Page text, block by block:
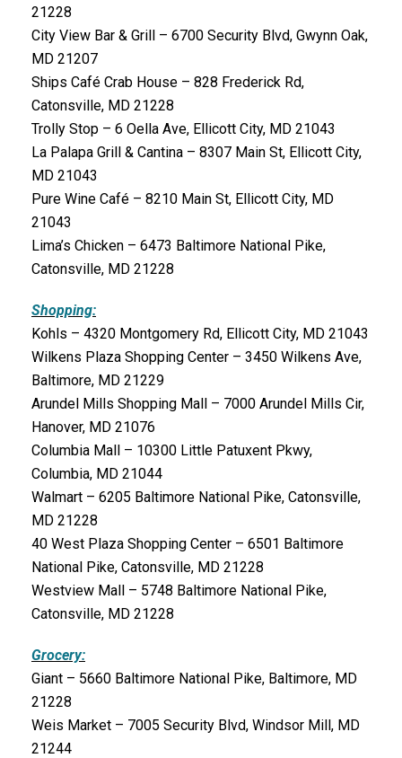
21228
City View Bar & Grill – 6700 Security Blvd, Gwynn Oak,
MD 21207
Ships Café Crab House – 828 Frederick Rd,
Catonsville, MD 21228
Trolly Stop – 6 Oella Ave, Ellicott City, MD 21043
La Palapa Grill & Cantina – 8307 Main St, Ellicott City,
MD 21043
Pure Wine Café – 8210 Main St, Ellicott City, MD
21043
Lima’s Chicken – 6473 Baltimore National Pike,
Catonsville, MD 21228
Shopping:
Kohls – 4320 Montgomery Rd, Ellicott City, MD 21043
Wilkens Plaza Shopping Center – 3450 Wilkens Ave,
Baltimore, MD 21229
Arundel Mills Shopping Mall – 7000 Arundel Mills Cir,
Hanover, MD 21076
Columbia Mall – 10300 Little Patuxent Pkwy,
Columbia, MD 21044
Walmart – 6205 Baltimore National Pike, Catonsville,
MD 21228
40 West Plaza Shopping Center – 6501 Baltimore
National Pike, Catonsville, MD 21228
Westview Mall – 5748 Baltimore National Pike,
Catonsville, MD 21228
Grocery:
Giant – 5660 Baltimore National Pike, Baltimore, MD
21228
Weis Market – 7005 Security Blvd, Windsor Mill, MD
21244